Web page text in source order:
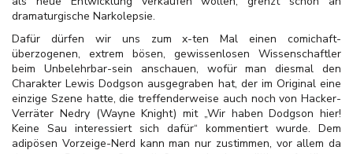
dramaturgische Narkolepsie.
Dafür dürfen wir uns zum x-ten Mal einen comichaft-
überzogenen, extrem bösen, gewissenlosen Wissenschaftler
beim Unbelehrbar-sein anschauen, wofür man diesmal den
Charakter Lewis Dodgson ausgegraben hat, der im Original eine
einzige Szene hatte, die treffenderweise auch noch von Hacker-
Verräter Nedry (Wayne Knight) mit „Wir haben Dodgson hier!
Keine Sau interessiert sich dafür“ kommentiert wurde. Dem
adipösen Vorzeige-Nerd kann man nur zustimmen, vor allem da